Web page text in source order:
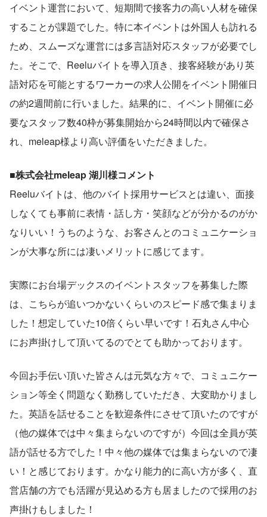
イベント運営において、短期間で接客力の高い人材を確保
することが課題でした。特に本イベントは外国人も訪れる
ため、スムーズな運営には多言語対応スタッフが必要でし
た。そこで、Reeluバイトを導入頂き、接客経験があり英
語対応を可能とするワーカーの求人公開をイベント開催日
の約2週間前に行いました。結果的に、イベント開催に必
要なスタッフ数40枠が募集開始から24時間以内で確保さ
れ、meleap様より高い評価をいただきました。
■株式会社meleap 湖川様コメント
Reeluバイトは、他のバイト採用サービスとは違い、面接
しなくても事前に表情・話し方・笑顔などが分かるのがか
なりいい！うちのような、お客さんとのコミュニケーショ
ンが大事な所には凄いメリットに感じてます。
実際にお台場デックスのイベントスタッフを募集した際
は、こちらが追いつかないくらいのスピード感で集まりま
した！想定していた10倍くらい早いです！石丸さん中心
にお声掛けして頂いてるのでとても助かっております。
今回お手伝い頂いた皆さんは元気な方々で、コミュニケー
ション等全く問題なく勤務していただき、大変助かりまし
た。英語を話せることを歓迎条件にさせて頂いたのですが
（他の媒体では中々集まらないのですが）今回は全員が英
語が話せる方でした！中々他の媒体では集まらないので凄
い！と感じております。かなり能力的に高い方が多く、直
営店舗の方でも活躍が見込める方も居ましたので採用のお
声掛けもしました！